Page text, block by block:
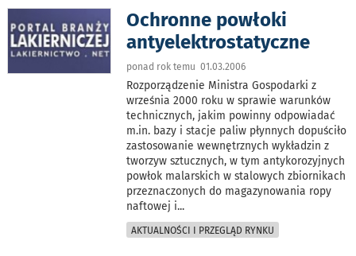
Ochronne powłoki
antyelektrostatyczne
ponad rok temu 01.03.2006
Rozporządzenie Ministra Gospodarki z
września 2000 roku w sprawie warunków
technicznych, jakim powinny odpowiadać
m.in. bazy i stacje paliw płynnych dopuściło
zastosowanie wewnętrznych wykładzin z
tworzyw sztucznych, w tym antykorozyjnych
powłok malarskich w stalowych zbiornikach
przeznaczonych do magazynowania ropy
naftowej i...
AKTUALNOŚCI I PRZEGLĄD RYNKU